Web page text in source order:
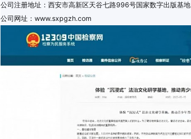
公司注册地址：西安市高新区天谷七路996号国家数字出版基地
公司网址： www.sxpgzh.com